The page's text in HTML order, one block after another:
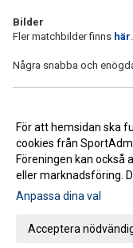
Bilder
Fler matchbilder finns här.
Några snabba och
<< Tillbaka
Gå
För att hemsidan ska
cookies från
Föreningen kan också
eller marknadsföring.
Anpassa dina val
Acceptera